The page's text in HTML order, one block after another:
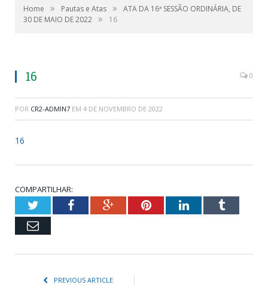
Home » Pautas e Atas »
ATA DA 16ª SESSÃO ORDINÁRIA, DE
30 DE MAIO DE 2022 » 16
16 0
POR CR2-ADMIN7 EM 4 DE NOVEMBRO DE 2022
16
COMPARTILHAR:
TwitterFacebookGoogle+PinterestLinkedInTumblr
Email
PREVIOUS ARTICLE